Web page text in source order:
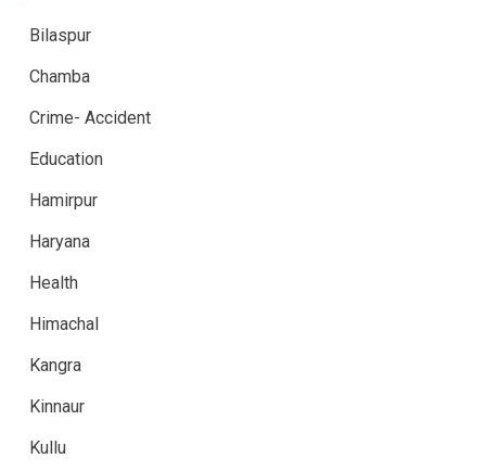
Bilaspur
Chamba
Crime- Accident
Education
Hamirpur
Haryana
Health
Himachal
Kangra
Kinnaur
Kullu